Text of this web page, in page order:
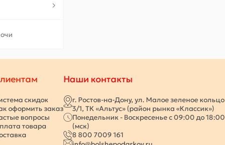
скидок
оформить заказ
вопросы
товара
Наши контакты
г. Ростов-на-Дону, ул. Малое зеленое кольцо
3/1, ТК «Альтус» (район рынка «Классик»)
Понедельник - Воскресенье с 09:00 до 18:00
(мск)
8 800 7009 161